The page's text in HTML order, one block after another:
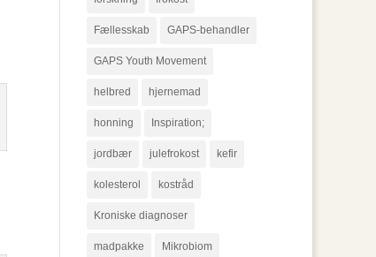
Fællesskab GAPS-behandler
GAPS Youth Movement
helbred hjernemad
honning Inspiration;
jordbær julefrokost kefir
kolesterol kostråd
Kroniske diagnoser
madpakke Mikrobiom